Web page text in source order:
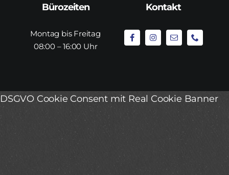
Bürozeiten
Montag bis Freitag
08:00 – 16:00 Uhr
Kontakt
DSGVO Cookie Consent mit Real Cookie Banner